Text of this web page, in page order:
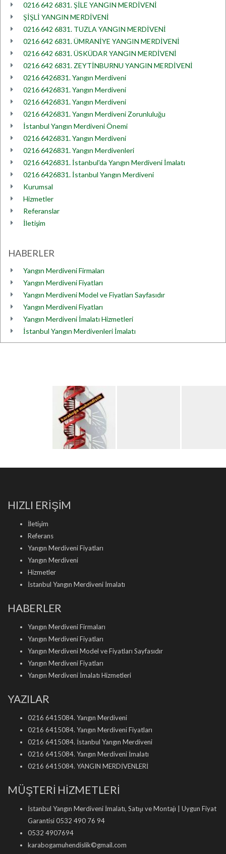
0216 642 6831. ŞİLE YANGIN MERDİVENİ
ŞİŞLİ YANGIN MERDİVENİ
0216 642 6831. TUZLA YANGIN MERDİVENİ
0216 642 6831. ÜMRANİYE YANGIN MERDİVENİ
0216 642 6831. ÜSKÜDAR YANGIN MERDİVENİ
0216 642 6831. ZEYTİNBURNU YANGIN MERDİVENİ
0216 6426831. Yangın Merdiveni
0216 6426831. Yangın Merdiveni
0216 6426831. Yangın Merdiveni
0216 6426831. Yangın Merdiveni Zorunluluğu
İstanbul Yangın Merdiveni Önemi
0216 6426831. Yangın Merdiveni
0216 6426831. Yangın Merdivenleri
0216 6426831. İstanbul'da Yangın Merdiveni İmalatı
0216 6426831. İstanbul Yangın Merdiveni
Kurumsal
Hizmetler
Referanslar
İletişim
HABERLER
Yangın Merdiveni Firmaları
Yangın Merdiveni Fiyatları
Yangın Merdiveni Model ve Fiyatları Sayfasıdır
Yangın Merdiveni Fiyatları
Yangın Merdiveni İmalatı Hizmetleri
İstanbul Yangın Merdivenleri İmalatı
HIZLI ERİŞİM
İletişim
Referans
Yangın Merdiveni Fiyatları
Yangın Merdiveni
Hizmetler
İstanbul Yangın Merdiveni İmalatı
HABERLER
Yangın Merdiveni Firmaları
Yangın Merdiveni Fiyatları
Yangın Merdiveni Model ve Fiyatları Sayfasıdır
Yangın Merdiveni Fiyatları
Yangın Merdiveni İmalatı Hizmetleri
YAZILAR
0216 6415084. Yangın Merdiveni
0216 6415084. Yangın Merdiveni Fiyatları
0216 6415084. İstanbul Yangın Merdiveni
0216 6415084. Yangın Merdiveni İmalatı
0216 6415084. YANGIN MERDİVENLERİ
MÜŞTERİ HİZMETLERİ
İstanbul Yangın Merdiveni İmalatı, Satışı ve Montajı | Uygun Fiyat
Garantisi 0532 490 76 94
0532 4907694
karabogamuhendislik©gmail.com